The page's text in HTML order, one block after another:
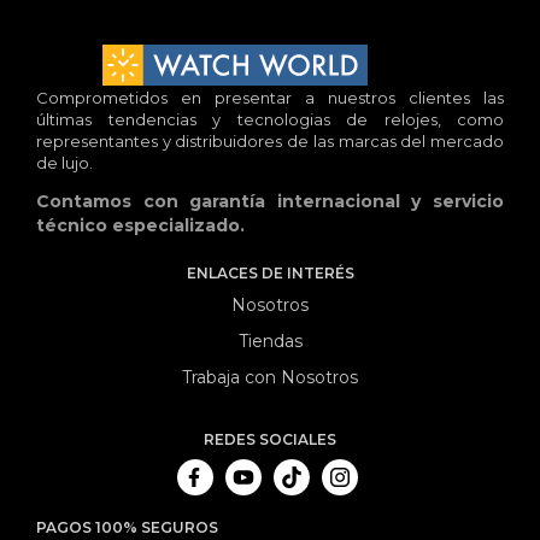
Comprometidos en presentar a nuestros clientes las
últimas tendencias y tecnologias de relojes, como
representantes y distribuidores de las marcas del mercado
de lujo.
Contamos con garantía internacional y servicio
técnico especializado.
ENLACES DE INTERÉS
Nosotros
Tiendas
Trabaja con Nosotros
REDES SOCIALES
PAGOS 100% SEGUROS